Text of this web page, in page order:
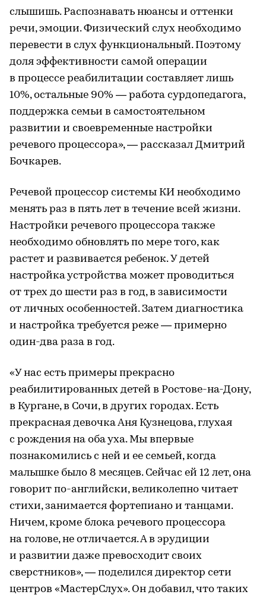
слышишь. Распознавать нюансы и оттенки
речи, эмоции. Физический слух необходимо
перевести в слух функциональный. Поэтому
доля эффективности самой операции
в процессе реабилитации составляет лишь
10%, остальные 90% — работа сурдопедагога,
поддержка семьи в самостоятельном
развитии и своевременные настройки
речевого процессора», — рассказал Дмитрий
Бочкарев.
Речевой процессор системы КИ необходимо
менять раз в пять лет в течение всей жизни.
Настройки речевого процессора также
необходимо обновлять по мере того, как
растет и развивается ребенок. У детей
настройка устройства может проводиться
от трех до шести раз в год, в зависимости
от личных особенностей. Затем диагностика
и настройка требуется реже — примерно
один-два раза в год.
«У нас есть примеры прекрасно
реабилитированных детей в Ростове-на-Дону,
в Кургане, в Сочи, в других городах. Есть
прекрасная девочка Аня Кузнецова, глухая
с рождения на оба уха. Мы впервые
познакомились с ней и ее семьей, когда
малышке было 8 месяцев. Сейчас ей 12 лет, она
говорит по-английски, великолепно читает
стихи, занимается фортепиано и танцами.
Ничем, кроме блока речевого процессора
на голове, не отличается. А в эрудиции
и развитии даже превосходит своих
сверстников», — поделился директор сети
центров «МастерСлух». Он добавил, что таких